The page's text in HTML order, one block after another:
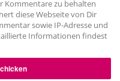
Kommentare zu behalten
diese Webseite von Dir
sowie IP-Adresse und
Informationen findest